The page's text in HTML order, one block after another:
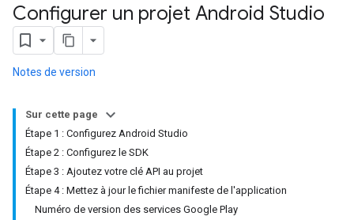
Configurer un projet Android Studio
Notes de version
Sur cette page
Étape 1 : Configurez Android Studio
Étape 2 : Configurez le SDK
Étape 3 : Ajoutez votre clé API au projet
Étape 4 : Mettez à jour le fichier manifeste de l'application
Numéro de version des services Google Play